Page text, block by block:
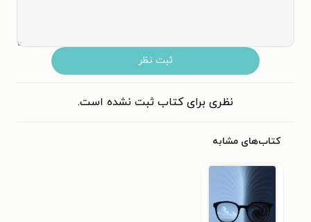
ثبت نظر
نظری برای کتاب ثبت نشده است.
کتاب‌های مشابه